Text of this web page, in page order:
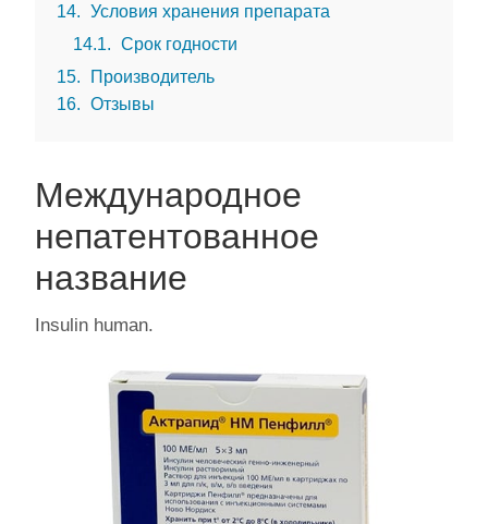
14
Условия хранения препарата
14.1
Срок годности
15
Производитель
16
Отзывы
Международное
непатентованное
название
Insulin human.